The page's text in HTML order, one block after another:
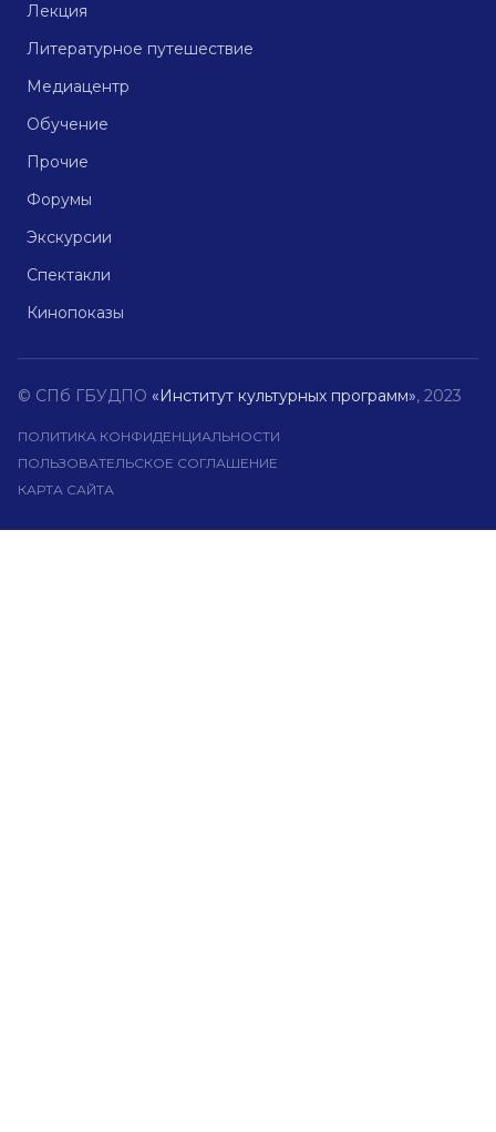
Лекция
Литературное путешествие
Медиацентр
Обучение
Прочие
Форумы
Экскурсии
Спектакли
Кинопоказы
© СПб ГБУДПО «Институт культурных программ», 2023
ПОЛИТИКА КОНФИДЕНЦИАЛЬНОСТИ
ПОЛЬЗОВАТЕЛЬСКОЕ СОГЛАШЕНИЕ
КАРТА САЙТА